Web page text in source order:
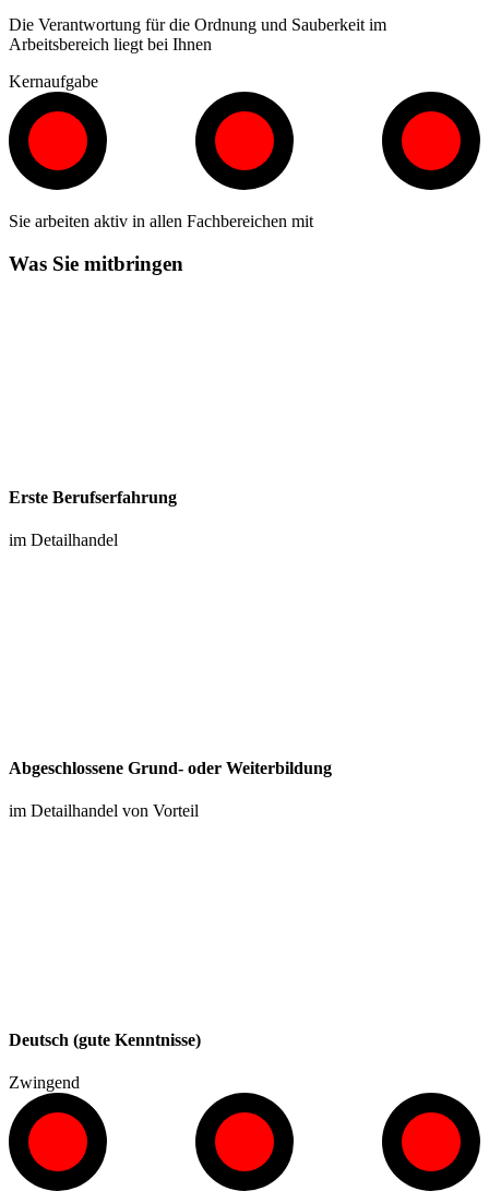
Die Verantwortung für die Ordnung und Sauberkeit im
Arbeitsbereich liegt bei Ihnen
Kernaufgabe
Sie arbeiten aktiv in allen Fachbereichen mit
Was Sie mitbringen
Erste Berufserfahrung
im Detailhandel
Abgeschlossene Grund- oder Weiterbildung
im Detailhandel von Vorteil
Deutsch (gute Kenntnisse)
Zwingend